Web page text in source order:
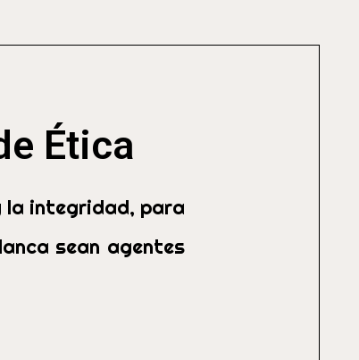
Ética
la integridad, para
sean agentes